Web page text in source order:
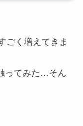
ごく増えてきま
ってみた…そん